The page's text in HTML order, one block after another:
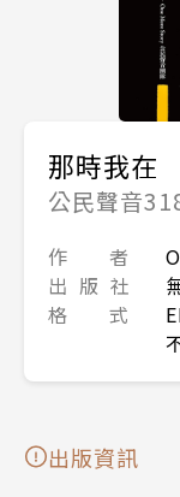
那時我在
公民聲音
作 者
出 版 社
格 式
出版資訊